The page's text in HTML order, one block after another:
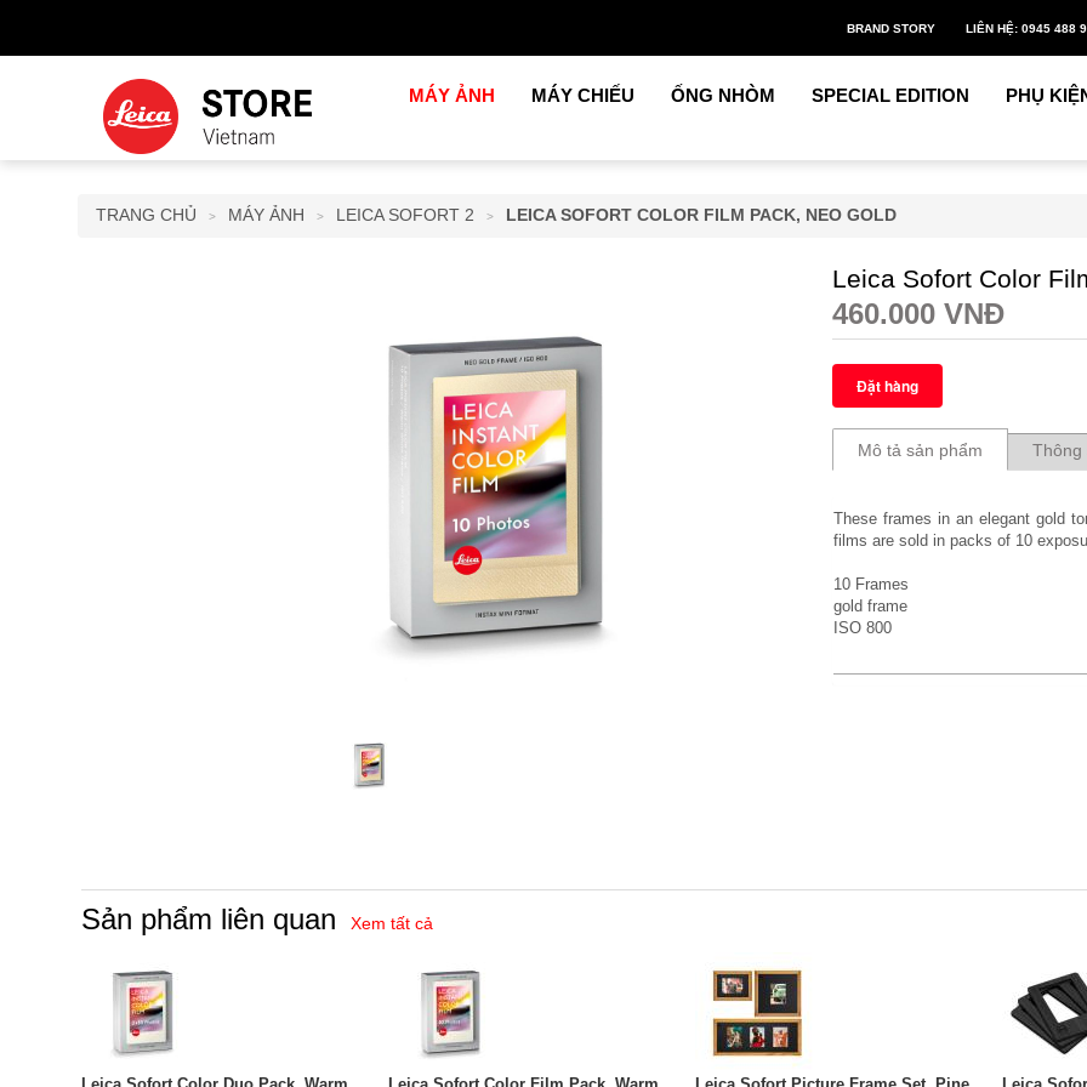
LIÊN HỆ: 0945 488
BRAND STORY
MÁY ẢNH MÁY CHIẾU ỐNG NHÒM SPECIAL EDITION PHỤ
TRANG CHỦ > MÁY ẢNH > LEICA SOFORT 2 > LEICA SOFORT COLOR FILM PACK, NEO GOLD
Leica Sofort Color
460.000 VNĐ
Mô tả sản phẩm Thông
These frames in an elegant gold
films are sold in packs of 10
10 Frames
gold frame
ISO 800
Sản phẩm liên quan Xem tất cả